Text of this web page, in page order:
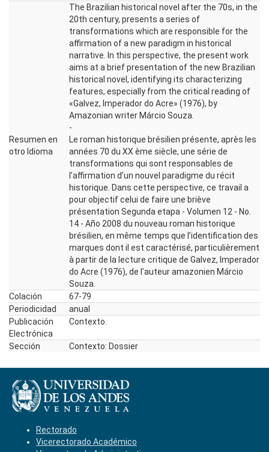
Resumen en
otro Idioma
The Brazilian historical novel after the 70s, in the
20th century, presents a series of
transformations which are responsible for the
affirmation of a new paradigm in historical
narrative. In this perspective, the present work
aims at a brief presentation of the new Brazilian
historical novel, identifying its characterizing
features, especially from the critical reading of
«Galvez, Imperador do Acre» (1976), by
Amazonian writer Márcio Souza.
-
Le roman historique brésilien présente, après les
années 70 du XX ème siècle, une série de
transformations qui sont responsables de
l’affirmation d’un nouvel paradigme du récit
historique. Dans cette perspective, ce travail a
pour objectif celui de faire une briève
présentation Segunda etapa - Volumen 12 - No.
14 - Año 2008 du nouveau roman historique
brésilien, en même temps que l’identification des
marques dont il est caractérisé, particulièrement
à partir de la lecture critique de Galvez, Imperador
do Acre (1976), de l’auteur amazonien Márcio
Souza.
Colación
67-79
Periodicidad
anual
Publicación
Electrónica
Contexto.
Sección Contexto: Dossier
Rectorado
Vicerectorado Académico